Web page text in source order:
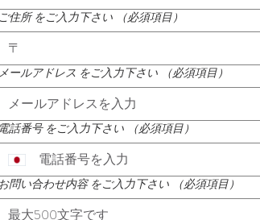
住所 をご入力下さい （必須項目）
ールアドレス をご入力下さい （必須項目）
話番号 をご入力下さい （必須項目）
問い合わせ内容 をご入力下さい （必須項目）